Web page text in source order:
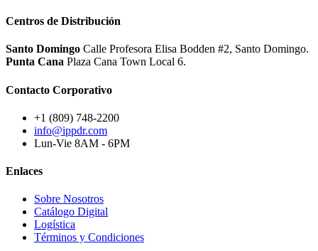
Centros de Distribución
Santo Domingo Calle Profesora Elisa Bodden #2, Santo Domingo.
Punta Cana Plaza Cana Town Local 6.
Contacto Corporativo
+1 (809) 748-2200
info@ippdr.com
Lun-Vie 8AM - 6PM
Enlaces
Sobre Nosotros
Catálogo Digital
Logística
Términos y Condiciones